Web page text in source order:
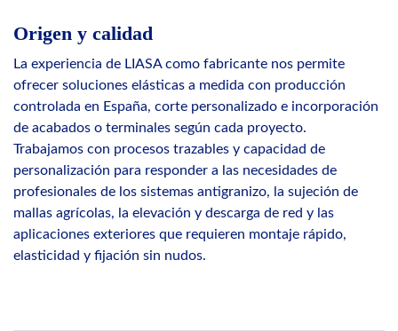
Origen y calidad
La experiencia de LIASA como fabricante nos permite
ofrecer soluciones elásticas a medida con producción
controlada en España, corte personalizado e incorporación
de acabados o terminales según cada proyecto.
Trabajamos con procesos trazables y capacidad de
personalización para responder a las necesidades de
profesionales de los sistemas antigranizo, la sujeción de
mallas agrícolas, la elevación y descarga de red y las
aplicaciones exteriores que requieren montaje rápido,
elasticidad y fijación sin nudos.